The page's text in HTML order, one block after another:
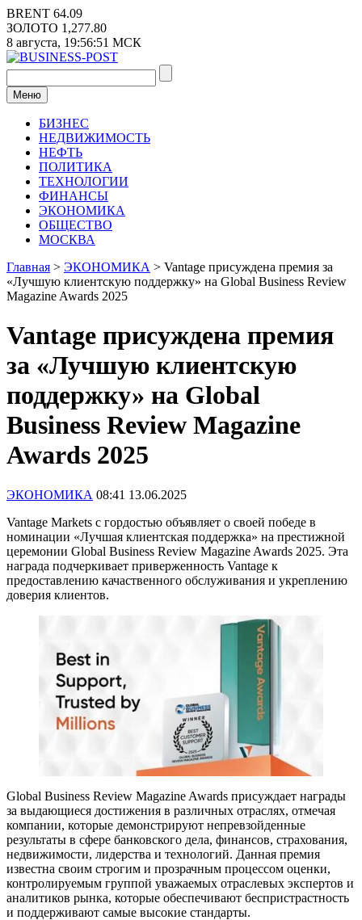
Перейти
к
содержимому
BRENT 64.09
ЗОЛОТО 1,277.80
8 августа, 19:56:51 МСК
Меню
БИЗНЕС
НЕДВИЖИМОСТЬ
НЕФТЬ
ПОЛИТИКА
ТЕХНОЛОГИИ
ФИНАНСЫ
ЭКОНОМИКА
ОБЩЕСТВО
МОСКВА
Главная > ЭКОНОМИКА > Vantage присуждена премия за
«Лучшую клиентскую поддержку» на Global Business Review
Magazine Awards 2025
Vantage присуждена премия
за «Лучшую клиентскую
поддержку» на Global
Business Review Magazine
Awards 2025
ЭКОНОМИКА 08:41 13.06.2025
Vantage Markets с гордостью объявляет о своей победе в
номинации «Лучшая клиентская поддержка» на престижной
церемонии Global Business Review Magazine Awards 2025. Эта
награда подчеркивает приверженность Vantage к
предоставлению качаственного обслуживания и укреплению
доверия клиентов.
Global Business Review Magazine Awards присуждает награды
за выдающиеся достижения в различных отраслях, отмечая
компании, которые демонстрируют непревзойденные
результаты в сфере банковского дела, финансов, страхования,
недвижимости, лидерства и технологий. Данная премия
известна своим строгим и прозрачным процессом оценки,
контролируемым группой уважаемых отраслевых экспертов и
аналитиков рынка, которые обеспечивают беспристрастность
и поддерживают самые высокие стандарты.